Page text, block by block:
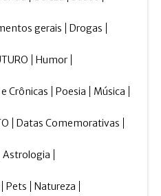
gerais Drogas
Humor
Crônicas Poesia Música
Datas Comemorativas
Astrologia
Pets Natureza